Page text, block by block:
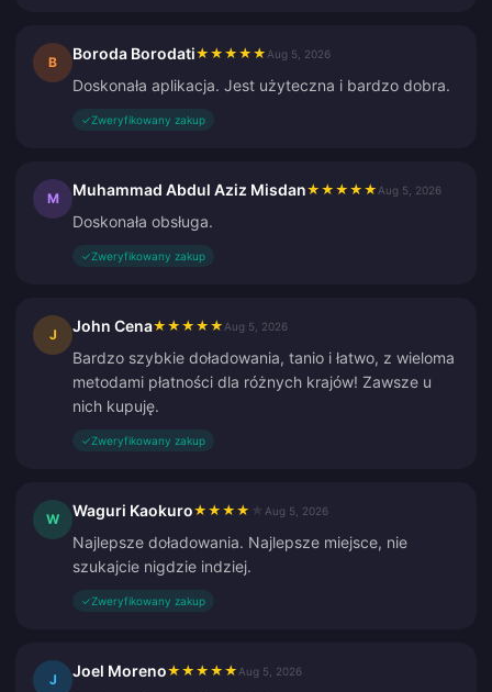
B Boroda Borodati★ ★ ★ ★ ★ Aug 5, 2026
Doskonała aplikacja. Jest użyteczna i bardzo dobra.
✓Zweryfikowany zakup
M Muhammad Abdul Aziz Misdan★ ★ ★ ★ ★ Aug 5, 2026
Doskonała obsługa.
✓Zweryfikowany zakup
J John Cena★ ★ ★ ★ ★ Aug 5, 2026
Bardzo szybkie doładowania, tanio i łatwo, z wieloma
metodami płatności dla różnych krajów! Zawsze u
nich kupuję.
✓Zweryfikowany zakup
W Waguri Kaokuro★ ★ ★ ★ Aug 5, 2026
Najlepsze doładowania. Najlepsze miejsce, nie
szukajcie nigdzie indziej.
✓Zweryfikowany zakup
J Joel Moreno★ ★ ★ ★ ★ Aug 5, 2026